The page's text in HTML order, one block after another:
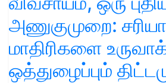
அணுகுமுறை:
மாதிரிகளை
ஒத்துழைப்பும்